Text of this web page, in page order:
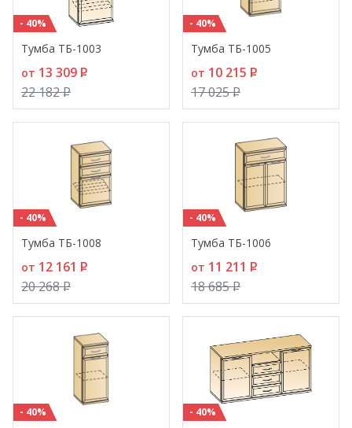
- 40%
Тумба ТБ-1003
от 13 309 P
22 182P
- 40%
Тумба ТБ-1005
от 10 215 P
17 025P
- 40%
Тумба ТБ-1008
от 12 161 P
20 268P
- 40%
Тумба ТБ-1006
от 11 211 P
18 685P
- 40% - 40%